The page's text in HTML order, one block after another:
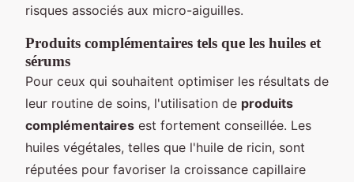
risques associés aux micro-aiguilles.
Produits complémentaires tels que les huiles et
sérums
Pour ceux qui souhaitent optimiser les résultats de
leur routine de soins, l'utilisation de produits
complémentaires est fortement conseillée. Les
huiles végétales, telles que l'huile de ricin, sont
réputées pour favoriser la croissance capillaire